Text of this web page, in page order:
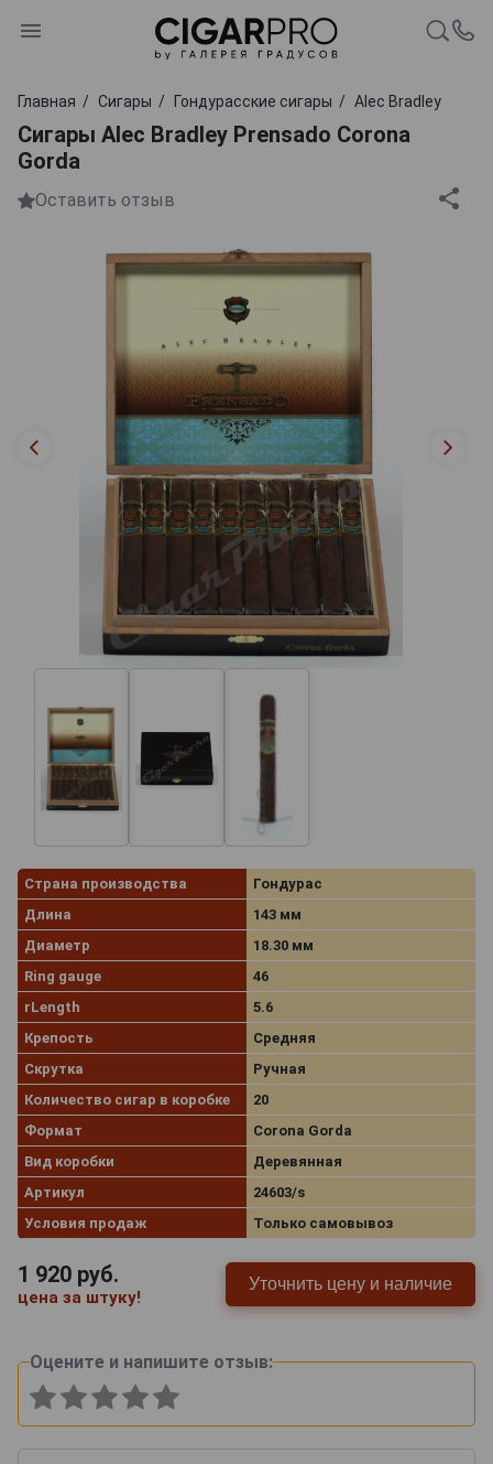
Главная Сигары Гондурасские сигары Alec Bradley
Сигары Alec Bradley Prensado Corona
Gorda
Оставить отзыв
Страна производства
Гондурас
Длина
143 мм
Диаметр
18.30 мм
Ring gauge
46
rLength
5.6
Крепость
Средняя
Скрутка
Ручная
Количество сигар в коробке
20
Формат
Corona Gorda
Вид коробки
Деревянная
Артикул
24603/s
Условия продаж
Только самовывоз
1 920 руб.
цена за штуку!
Уточнить цену и наличие
Оцените и напишите отзыв: